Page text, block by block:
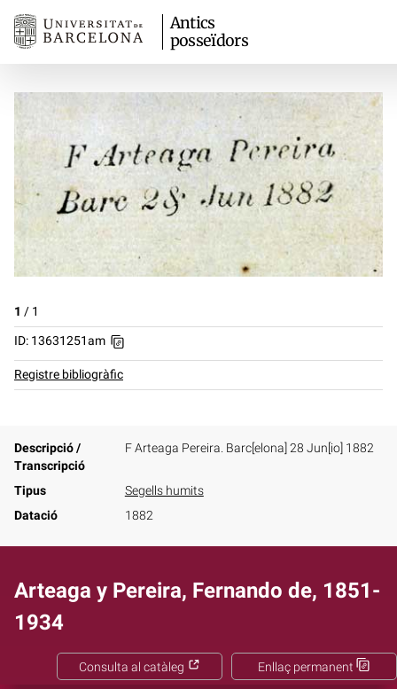
Antics
posseïdors
1 / 1
ID: 13631251am
Registre bibliogràfic
Descripció /
Transcripció
F Arteaga Pereira. Barc[elona] 28 Jun[io] 1882
Tipus
Segells humits
Datació
1882
Arteaga y Pereira, Fernando de, 1851-
1934
Enllaç permanent
Consulta al catàleg